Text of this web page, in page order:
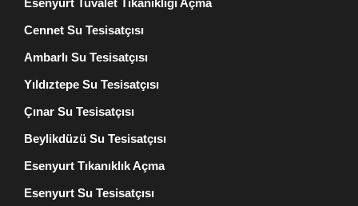
Esenyurt Tuvalet Tıkanıklığı Açma
Cennet Su Tesisatçısı
Ambarlı Su Tesisatçısı
Yıldıztepe Su Tesisatçısı
Çınar Su Tesisatçısı
Beylikdüzü Su Tesisatçısı
Esenyurt Tıkanıklık Açma
Esenyurt Su Tesisatçısı